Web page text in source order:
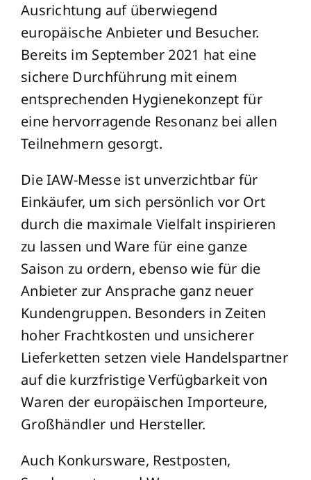
Ausrichtung auf überwiegend
europäische Anbieter und Besucher.
Bereits im September 2021 hat eine
sichere Durchführung mit einem
entsprechenden Hygienekonzept für
eine hervorragende Resonanz bei allen
Teilnehmern gesorgt.
Die IAW-Messe ist unverzichtbar für
Einkäufer, um sich persönlich vor Ort
durch die maximale Vielfalt inspirieren
zu lassen und Ware für eine ganze
Saison zu ordern, ebenso wie für die
Anbieter zur Ansprache ganz neuer
Kundengruppen. Besonders in Zeiten
hoher Frachtkosten und unsicherer
Lieferketten setzen viele Handelspartner
auf die kurzfristige Verfügbarkeit von
Waren der europäischen Importeure,
Großhändler und Hersteller.
Auch Konkursware, Restposten,